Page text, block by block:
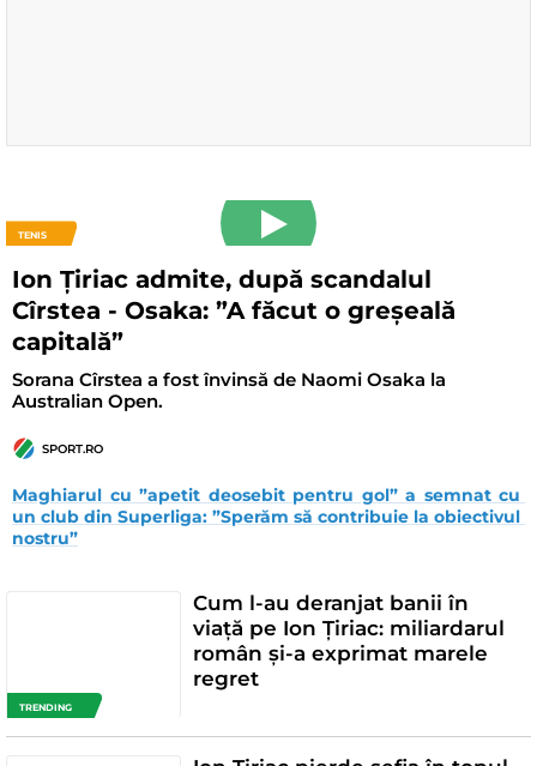
TENIS
Ion Țiriac admite, după scandalul
Cîrstea - Osaka: ”A făcut o greșeală
capitală”
Sorana Cîrstea a fost învinsă de Naomi Osaka la
Australian Open.
SPORT.RO
Maghiarul cu ”apetit deosebit pentru gol” a semnat cu
un club din Superliga: ”Sperăm să contribuie la obiectivul
nostru”
TRENDING
Cum l-au deranjat banii în
viață pe Ion Țiriac: miliardarul
român și-a exprimat marele
regret